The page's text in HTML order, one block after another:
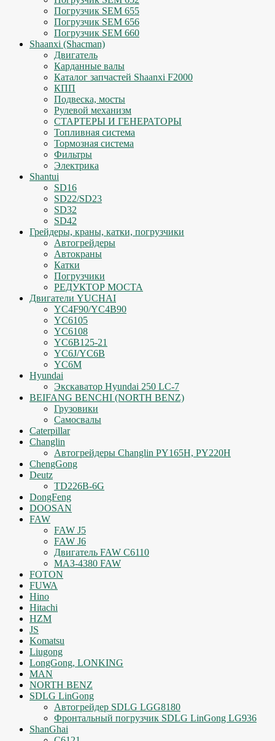
Погрузчик SEM 655
Погрузчик SEM 656
Погрузчик SEM 660
Shaanxi (Shacman)
Двигатель
Карданные валы
Каталог запчастей Shaanxi F2000
КПП
Подвеска, мосты
Рулевой механизм
СТАРТЕРЫ И ГЕНЕРАТОРЫ
Топливная система
Тормозная система
Фильтры
Электрика
Shantui
SD16
SD22/SD23
SD32
SD42
Грейдеры, краны, катки, погрузчики
Автогрейдеры
Автокраны
Катки
Погрузчики
РЕДУКТОР МОСТА
Двигатели YUCHAI
YC4F90/YC4B90
YC6105
YC6108
YC6B125-21
YC6J/YC6B
YC6M
Hyundai
Экскаватор Hyundai 250 LC-7
BEIFANG BENCHI (NORTH BENZ)
Грузовики
Самосвалы
Caterpillar
Changlin
Автогрейдеры Changlin PY165H, PY220H
ChengGong
Deutz
TD226B-6G
DongFeng
DOOSAN
FAW
FAW J5
FAW J6
Двигатель FAW C6110
МАЗ-4380 FAW
FOTON
FUWA
Hino
Hitachi
HZM
JS
Komatsu
Liugong
LongGong, LONKING
MAN
NORTH BENZ
SDLG LinGong
Автогрейдер SDLG LGG8180
Фронтальный погрузчик SDLG LinGong LG936
ShanGhai